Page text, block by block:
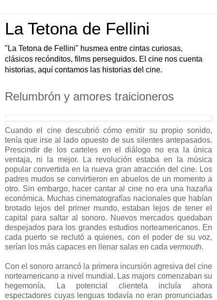
La Tetona de Fellini
"La Tetona de Fellini" husmea entre cintas curiosas,
clásicos recónditos, films perseguidos. El cine nos cuenta
historias, aquí contamos las historias del cine.
Relumbrón y amores traicioneros
Cuando el cine descubrió cómo emitir su propio sonido,
tenía que irse al lado opuesto de sus silentes antepasados.
Prescindir de los carteles en el diálogo no era la única
ventaja, ni la mejor. La revolución estaba en la música
popular convertida en la nueva gran atracción del cine. Los
padres mudos se convirtieron en abuelos de un momento a
otro. Sin embargo, hacer cantar al cine no era una hazaña
económica. Muchas cinematografías nacionales que habían
brotado lejos del primer mundo, estaban lejos de tener el
capital para saltar al sonoro. Nuevos mercados quedaban
despejados para los grandes estudios norteamericanos. En
cada puerto se reclutó a quienes, con el poder de su voz,
serían los más capaces en llenar salas en cada vermouth.
Con el sonoro arrancó la primera incursión agresiva del cine
norteamericano a nivel mundial. Las majors comenzaban su
hegemonía. La potencial clientela incluía ahora
espectadores cuyas lenguas todavía no eran pronunciadas